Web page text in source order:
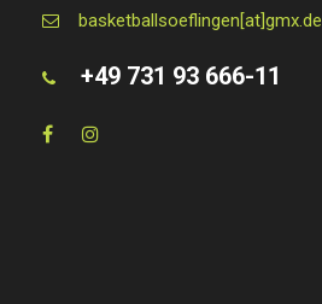
basketballsoeflingen[at]gmx.de
+49 731 93 666-11